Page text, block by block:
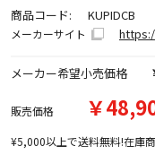
商品コード: KUPIDCB
メーカーサイト
メーカー希望小売価格
販売価格 ￥
¥5,000以上で送料無料!在庫